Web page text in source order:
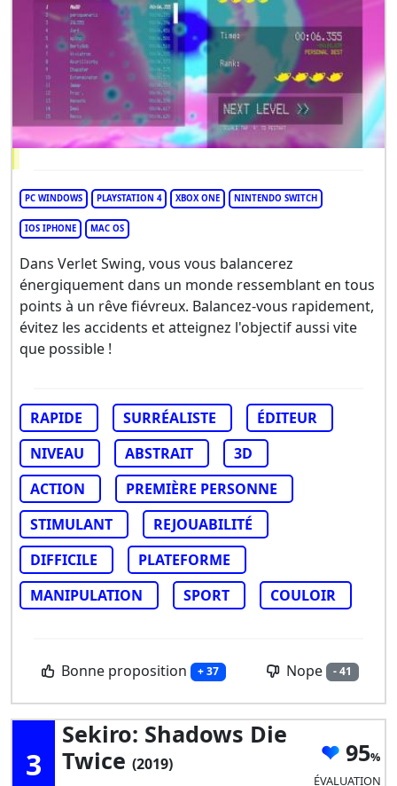
PC WINDOWS PLAYSTATION 4 XBOX ONE NINTENDO SWITCH
IOS IPHONE MAC OS
Dans Verlet Swing, vous vous balancerez
énergiquement dans un monde ressemblant en tous
points à un rêve fiévreux. Balancez-vous rapidement,
évitez les accidents et atteignez l'objectif aussi vite
que possible !
RAPIDE SURRÉALISTE
ÉDITEUR
NIVEAU
ABSTRAIT
3D
ACTION
PREMIÈRE PERSONNE
STIMULANT
REJOUABILITÉ
DIFFICILE
PLATEFORME
MANIPULATION
SPORT COULOIR
Bonne proposition + 37 Nope - 41
3
Sekiro: Shadows Die
Twice (2019)
95
ÉVALUATION